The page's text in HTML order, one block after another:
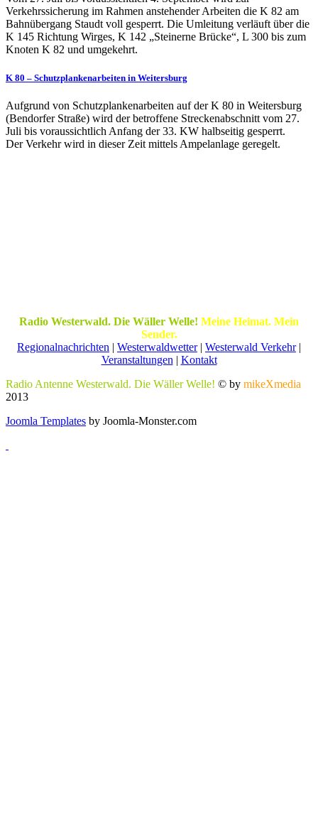
Verkehrssicherung im Rahmen anstehender Arbeiten die K 82 am
Bahnübergang Staudt voll gesperrt. Die Umleitung verläuft über die
K 145 Richtung Wirges, K 142 „Steinerne Brücke“, L 300 bis zum
Knoten K 82 und umgekehrt.
K 80 – Schutzplankenarbeiten in Weitersburg
Aufgrund von Schutzplankenarbeiten auf der K 80 in Weitersburg
(Bendorfer Straße) wird der betroffene Streckenabschnitt vom 27.
Juli bis voraussichtlich Anfang der 33. KW halbseitig gesperrt.
Der Verkehr wird in dieser Zeit mittels Ampelanlage geregelt.
Radio Westerwald. Die Wäller Welle! Meine Heimat. Mein
Sender.
Regionalnachrichten | Westerwaldwetter| Westerwald Verkehr|
Veranstaltungen | Kontakt
Radio Antenne Westerwald. Die Wäller Welle! © by mikeXmedia
2013
Joomla Templates by Joomla-Monster.com